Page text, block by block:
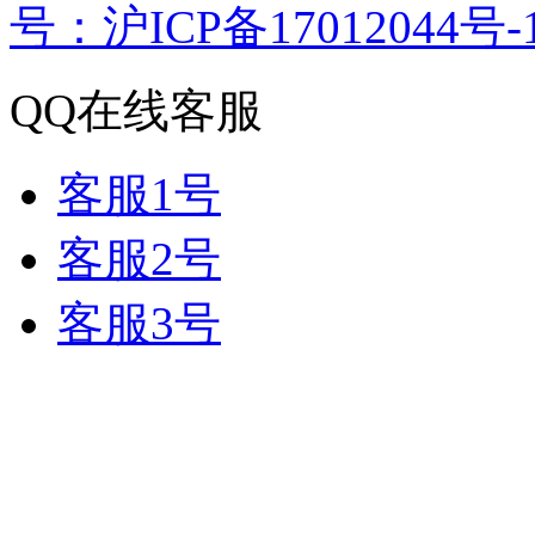
号：沪ICP备17012044号-
QQ在线客服
客服1号
客服2号
客服3号